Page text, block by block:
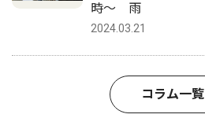
時〜 雨
2024.03.21
コラム一覧